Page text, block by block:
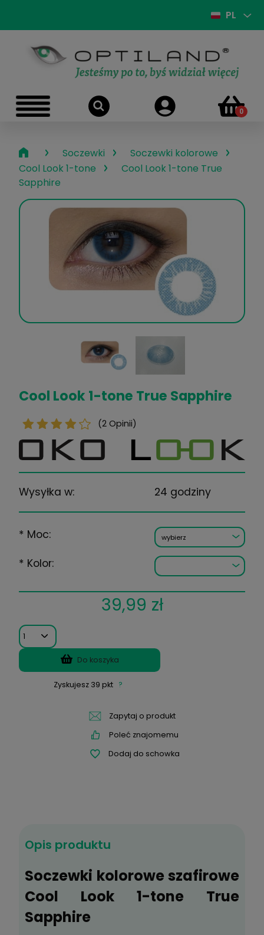
PL
› Soczewki › Soczewki kolorowe ›
Cool Look 1-tone ›
Cool Look 1-tone True
Sapphire
Cool Look 1-tone True
(2 Opinii)
*Moc:
39,99 zł
Zapytaj o produkt
Opis produktu
Soczewki kolorowe szafirowe
Cool Look 1-tone True
Sapphire